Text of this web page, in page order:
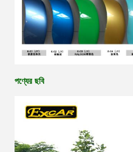
পণ্যের ছবি